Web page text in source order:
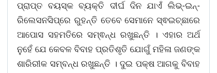
ପ୍ରାପ୍ତ ବୟସ୍କ ବ୍ୟକ୍ତି ଦୀର୍ଘ ଦିନ ଯାଏଁ ଲିଭ୍-ଇନ୍-
ରିଲେସନସିପ୍‌ରେ ରୁହନ୍ତି ତେବେ ସେମାନେ ସ୍ଵଇଚ୍ଛାରେ
ଆପୋସ ସହମତିରେ ସମ୍ଵନ୍ଧ ରଖୁଛନ୍ତି । ଏହାର ଅର୍ଥ
ନୁହେଁ ଯେ କେବଳ ବିବାହ ପ୍ରତିଶୃତି ଯୋଗୁଁ ମହିଳା ଜଣଙ୍କ
ଶାରିରୀକ ସମ୍ବନ୍ଧ ରଖୁଛନ୍ତି । ଦୁଇ ପକ୍ଷ ଆଗକୁ ବିବାହ